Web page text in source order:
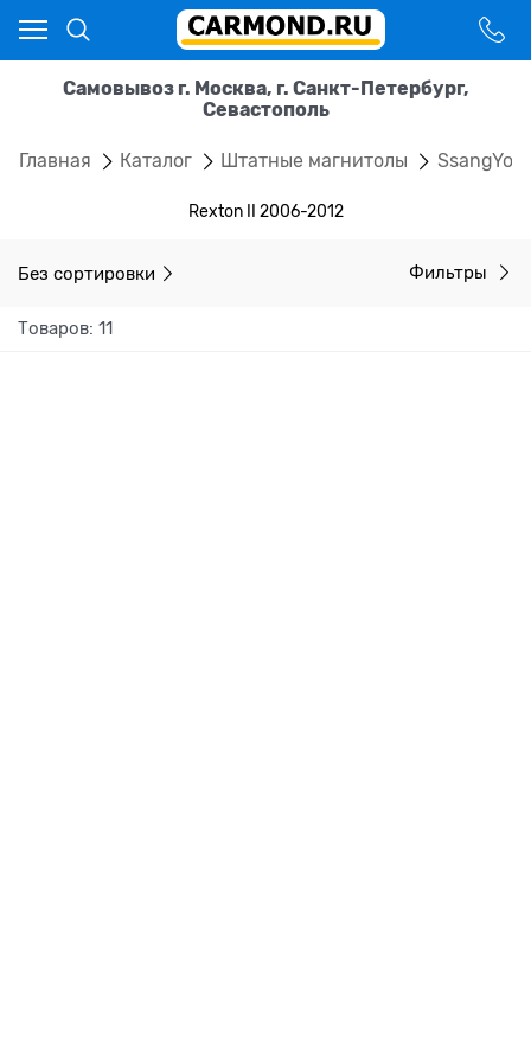
Самовывоз г. Москва, г. Санкт-Петербург,
Севастополь
Главная Каталог Штатные магнитолы
Rexton II 2006-2012
Без сортировки Фильтры
Товаров: 11